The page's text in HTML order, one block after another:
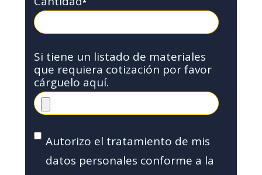
*
Si tiene un listado de materiales
que requiera cotización por favor
cárguelo aquí.
Autorizo el tratamiento de mis
datos personales conforme a la